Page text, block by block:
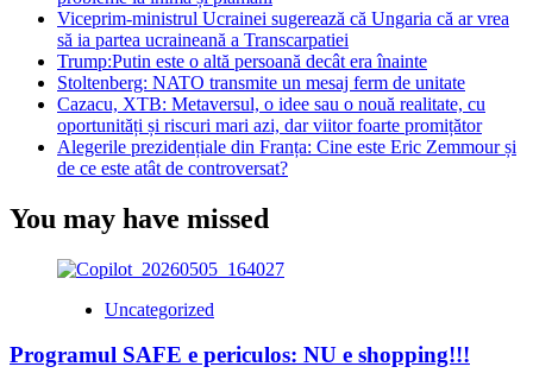
Viceprim-ministrul Ucrainei sugerează că Ungaria că ar vrea
să ia partea ucraineană a Transcarpatiei
Trump:Putin este o altă persoană decât era înainte
Stoltenberg: NATO transmite un mesaj ferm de unitate
Cazacu, XTB: Metaversul, o idee sau o nouă realitate, cu
oportunități și riscuri mari azi, dar viitor foarte promițător
Alegerile prezidențiale din Franța: Cine este Eric Zemmour și
de ce este atât de controversat?
You may have missed
Uncategorized
Programul SAFE e periculos: NU e shopping!!!